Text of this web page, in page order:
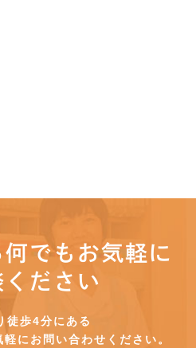
でもお気軽に
ください
徒歩4分にある
にお問い合わせください。